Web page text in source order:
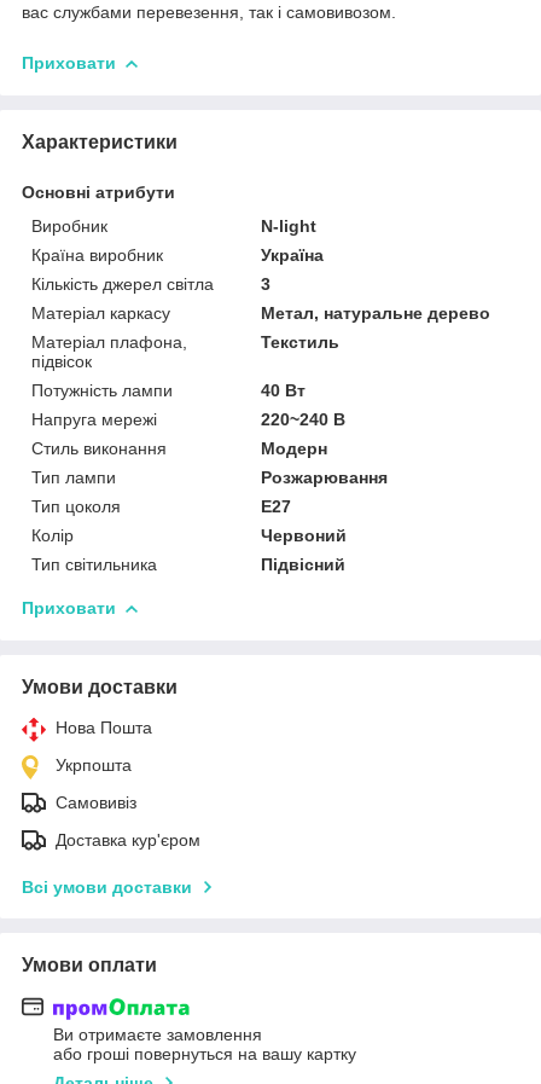
вас службами перевезення, так і самовивозом.
Приховати
Характеристики
Основні атрибути
Виробник
N-light
Країна виробник
Україна
Кількість джерел світла
3
Матеріал каркасу
Метал, натуральне дерево
Матеріал плафона,
підвісок
Текстиль
Потужність лампи
40 Вт
Напруга мережі
220~240 В
Стиль виконання
Модерн
Тип лампи
Розжарювання
Тип цоколя
E27
Колір
Червоний
Тип світильника
Підвісний
Приховати
Умови доставки
Нова Пошта
Укрпошта
Самовивіз
Доставка кур'єром
Всі умови доставки
Умови оплати
Ви отримаєте замовлення
або гроші повернуться на вашу картку